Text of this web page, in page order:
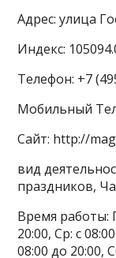
Адрес: улица
Индекс:
Телефон: +7
Мобильный
Сайт: http://
вид
праздников,
Время работы:
20:00, Ср: с
08:00 до 20:00,